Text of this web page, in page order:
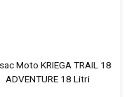
Moto KRIEGA TRAIL 18
ADVENTURE 18 Litri